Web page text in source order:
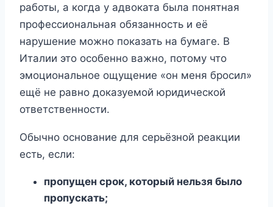
работы, а когда у адвоката была понятная
профессиональная обязанность и её
нарушение можно показать на бумаге. В
Италии это особенно важно, потому что
эмоциональное ощущение «он меня бросил»
ещё не равно доказуемой юридической
ответственности.
Обычно основание для серьёзной реакции
есть, если:
пропущен срок, который нельзя было
пропускать;